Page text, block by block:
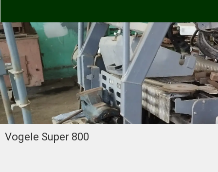
Vogele Super 800